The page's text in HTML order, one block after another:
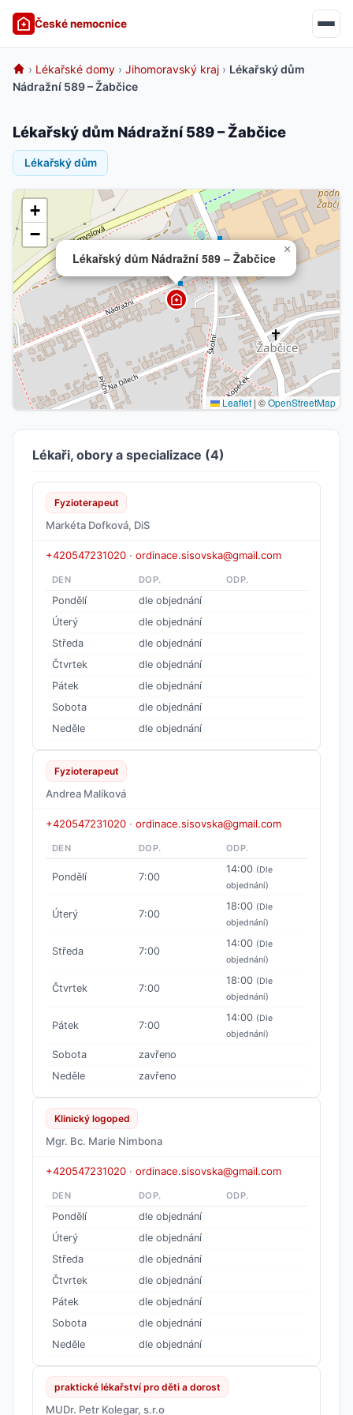
České nemocnice
› Lékařské domy › Jihomoravský kraj › Lékařský dům
Nádražní 589 – Žabčice
Lékařský dům Nádražní 589 – Žabčice
Lékařský dům
Lékařský dům Nádražní 589 – Žabčice
×
+
−
Leaflet | ©OpenStreetMap
Lékaři, obory a specializace (4)
Fyzioterapeut
Markéta Dofková, DiS
+420547231020 · ordinace.sisovska@gmail.com
DEN DOP. ODP.
Pondělí
dle objednání
Úterý
dle objednání
Středa
dle objednání
Čtvrtek
dle objednání
Pátek
dle objednání
Sobota
dle objednání
Neděle
dle objednání
Fyzioterapeut
Andrea Malíková
+420547231020 · ordinace.sisovska@gmail.com
DEN DOP. ODP.
Pondělí 7:00
14:00 (Dle
objednání)
Úterý 7:00
18:00 (Dle
objednání)
Středa 7:00
14:00 (Dle
objednání)
Čtvrtek 7:00
18:00 (Dle
objednání)
Pátek 7:00
14:00 (Dle
objednání)
Sobota
zavřeno
Neděle
zavřeno
Klinický logoped
Mgr. Bc. Marie Nimbona
+420547231020 · ordinace.sisovska@gmail.com
DEN DOP. ODP.
Pondělí
dle objednání
Úterý
dle objednání
Středa
dle objednání
Čtvrtek
dle objednání
Pátek
dle objednání
Sobota
dle objednání
Neděle
dle objednání
praktické lékařství pro děti a dorost
MUDr. Petr Kolegar, s.r.o